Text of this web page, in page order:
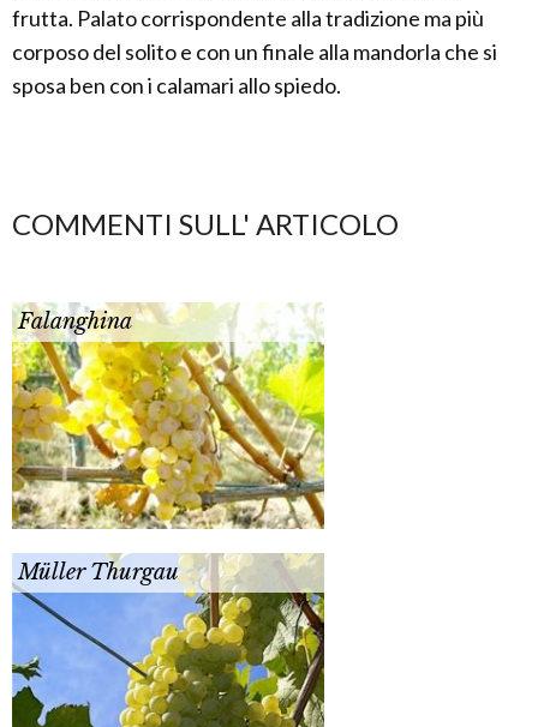
frutta. Palato corrispondente alla tradizione ma più
corposo del solito e con un finale alla mandorla che si
sposa ben con i calamari allo spiedo.
COMMENTI SULL' ARTICOLO
Falanghina
Müller Thurgau